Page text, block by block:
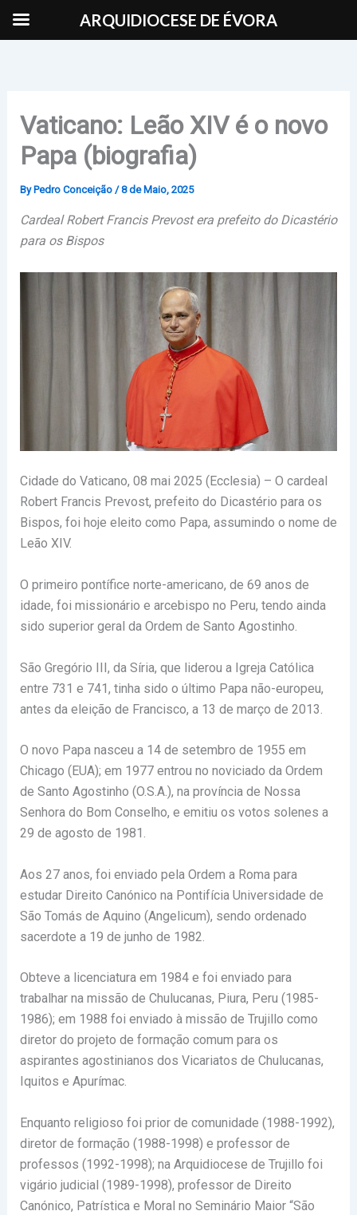
Vaticano: Leão XIV é o novo
Papa (biografia)
By Pedro Conceição /8 de Maio, 2025
Cardeal Robert Francis Prevost era prefeito do Dicastério
para os Bispos
Cidade do Vaticano, 08 mai 2025 (Ecclesia) – O cardeal
Robert Francis Prevost, prefeito do Dicastério para os
Bispos, foi hoje eleito como Papa, assumindo o nome de
Leão XIV.
O primeiro pontífice norte-americano, de 69 anos de
idade, foi missionário e arcebispo no Peru, tendo ainda
sido superior geral da Ordem de Santo Agostinho.
São Gregório III, da Síria, que liderou a Igreja Católica
entre 731 e 741, tinha sido o último Papa não-europeu,
antes da eleição de Francisco, a 13 de março de 2013.
O novo Papa nasceu a 14 de setembro de 1955 em
Chicago (EUA); em 1977 entrou no noviciado da Ordem
de Santo Agostinho (O.S.A.), na província de Nossa
Senhora do Bom Conselho, e emitiu os votos solenes a
29 de agosto de 1981.
Aos 27 anos, foi enviado pela Ordem a Roma para
estudar Direito Canónico na Pontifícia Universidade de
São Tomás de Aquino (Angelicum), sendo ordenado
sacerdote a 19 de junho de 1982.
Obteve a licenciatura em 1984 e foi enviado para
trabalhar na missão de Chulucanas, Piura, Peru (1985-
1986); em 1988 foi enviado à missão de Trujillo como
diretor do projeto de formação comum para os
aspirantes agostinianos dos Vicariatos de Chulucanas,
Iquitos e Apurímac.
Enquanto religioso foi prior de comunidade (1988-1992),
diretor de formação (1988-1998) e professor de
professos (1992-1998); na Arquidiocese de Trujillo foi
vigário judicial (1989-1998), professor de Direito
Canónico, Patrística e Moral no Seminário Maior “São
ARQUIDIOCESE DE ÉVORA